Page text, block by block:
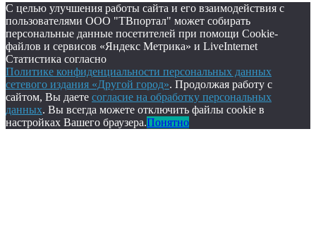
С целью улучшения работы сайта и его взаимодействия с
пользователями ООО "ТВпортал" может собирать
персональные данные посетителей при помощи Cookie-
файлов и сервисов «Яндекс Метрика» и LiveInternet
Статистика согласно
Политике конфиденциальности персональных данных
сетевого издания «Другой город». Продолжая работу с
сайтом, Вы даете согласие на обработку персональных
данных. Вы всегда можете отключить файлы cookie в
настройках Вашего браузера.Понятно